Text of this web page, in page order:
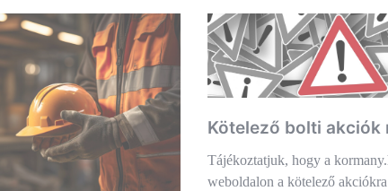
Kötelező bolti akciók
Tájékoztatjuk, hogy a
weboldalon a kötelező